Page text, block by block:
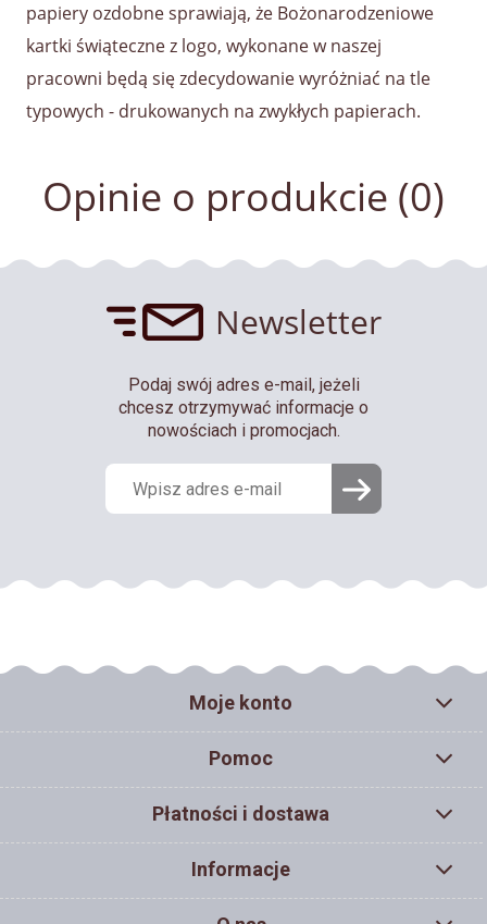
papiery ozdobne sprawiają, że Bożonarodzeniowe
kartki świąteczne z logo, wykonane w naszej
pracowni będą się zdecydowanie wyróżniać na tle
typowych - drukowanych na zwykłych papierach.
Opinie o produkcie (0)
Newsletter
Podaj swój adres e-mail, jeżeli
chcesz otrzymywać informacje o
nowościach i promocjach.
Moje konto
Pomoc
Płatności i dostawa
Informacje